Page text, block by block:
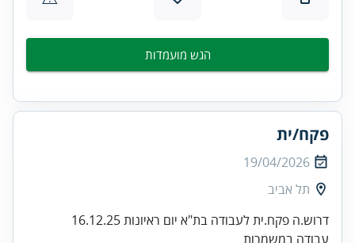
הגש מועמדות
פקח/ית
19/04/2026
תל אביב